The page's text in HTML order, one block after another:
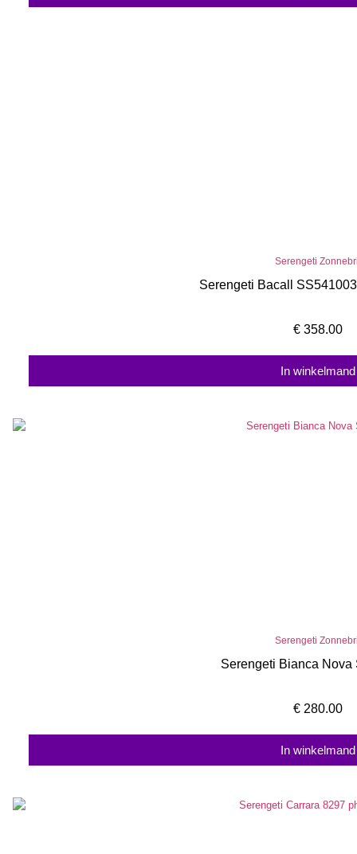
Serengeti
Serengeti Bacall
€ 358.00
In winkelmand
Serengeti
Serengeti Bianca Nova
€ 280.00
In winkelmand